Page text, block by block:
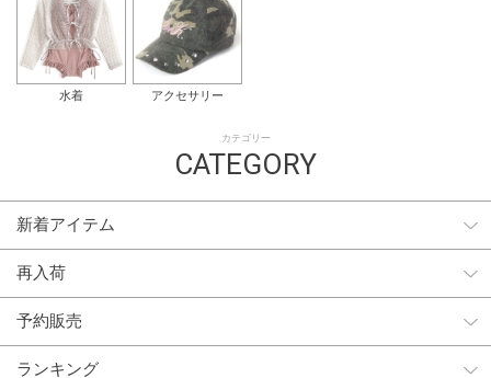
水着 アクセサリー
カテゴリー
CATEGORY
新着アイテム
再入荷
予約販売
ランキング